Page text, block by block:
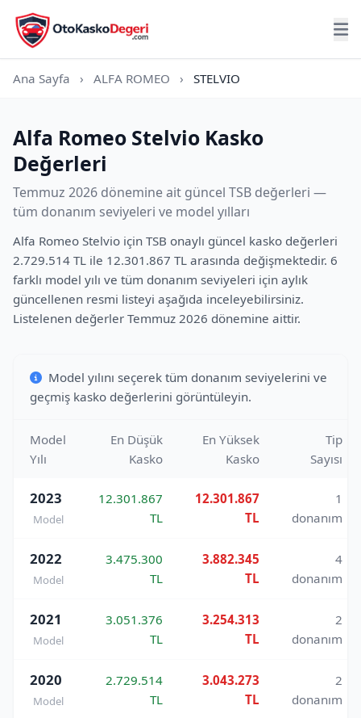
Ana Sayfa › ALFA ROMEO › STELVIO
Alfa Romeo Stelvio Kasko
Değerleri
Temmuz 2026 dönemine ait güncel TSB değerleri —
tüm donanım seviyeleri ve model yılları
Alfa Romeo Stelvio için TSB onaylı güncel kasko değerleri
2.729.514 TL ile 12.301.867 TL arasında değişmektedir. 6
farklı model yılı ve tüm donanım seviyeleri için aylık
güncellenen resmi listeyi aşağıda inceleyebilirsiniz.
Listelenen değerler Temmuz 2026 dönemine aittir.
Model yılını seçerek tüm donanım seviyelerini ve
geçmiş kasko değerlerini görüntüleyin.
Model
Yılı
En Düşük
Kasko
En Yüksek
Kasko
Tip
Sayısı
2023
Model
12.301.867
TL
12.301.867
TL
1
donanım
2022
Model
3.475.300
TL
3.882.345
TL
4
donanım
2021
Model
3.051.376
TL
3.254.313
TL
2
donanım
2020
Model
2.729.514
TL
3.043.273
TL
2
donanım